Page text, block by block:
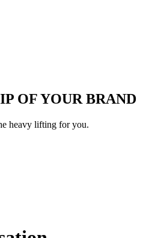
OF YOUR BRAND
heavy lifting for you.